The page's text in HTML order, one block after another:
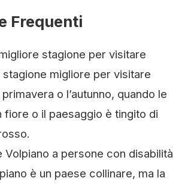
Frequenti
stagione per visitare
stagione migliore per visitare
o l’autunno, quando le
fiore o il paesaggio è tingito di
Volpiano a persone con disabilità
è un paese collinare, ma la